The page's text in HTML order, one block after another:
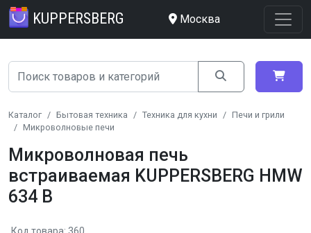
KUPPERSBERG Москва
Каталог Бытовая техника Техника для кухни
Печи и грили
Микроволновые печи
Микроволновая печь
встраиваемая KUPPERSBERG HMW
634 B